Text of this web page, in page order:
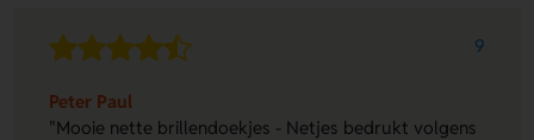
9
Peter Paul
"Mooie nette brillendoekjes - Netjes bedrukt volgens